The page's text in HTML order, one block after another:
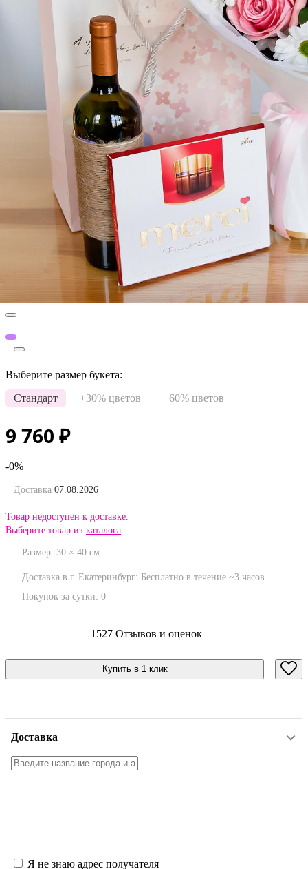
Выберите размер букета:
Стандарт
+30% цветов +60% цветов
9 760 ₽
-0%
Доставка 07.08.2026
Товар недоступен к доставке.
Выберите товар из каталога
Размер: 30 × 40 см
Доставка в г. Екатеринбург: Бесплатно в течение ~3 часов
Покупок за сутки: 0
1527 Отзывов и оценок
Купить в 1 клик
Доставка
Я не знаю адрес получателя